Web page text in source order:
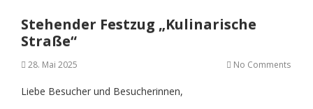
Stehender Festzug „Kulinarische
Straße“
28. Mai 2025 No Comments
Liebe Besucher und Besucherinnen,